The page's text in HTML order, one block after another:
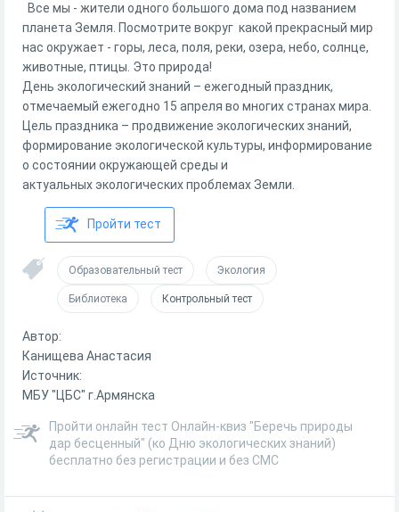
Все мы - жители одного большого дома под названием
планета Земля. Посмотрите вокруг какой прекрасный мир
нас окружает - горы, леса, поля, реки, озера, небо, солнце,
животные, птицы. Это природа!
День экологический знаний – ежегодный праздник,
отмечаемый ежегодно 15 апреля во многих странах мира.
Цель праздника – продвижение экологических знаний,
формирование экологической культуры, информирование
о состоянии окружающей среды и
актуальных экологических проблемах Земли.
Пройти тест
Образовательный тест Экология
Библиотека Контрольный тест
Автор:
Канищева Анастасия
Источник:
МБУ "ЦБС" г.Армянска
Пройти онлайн тест Онлайн-квиз "Беречь природы
дар бесценный" (ко Дню экологических знаний)
бесплатно без регистрации и без СМС